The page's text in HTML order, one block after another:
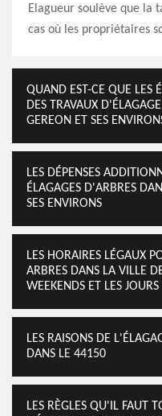
Elagueur soulève que la
cas où les propriétaires
QUAND EST-CE QUE LES
DES TRAVAUX
GEREON ET SES
LES DÉPENSES
ÉLAGAGES D'ARBRES
SES ENVIRONS
LES HORAIRES LÉGAUX
ARBRES DANS LA VILLE
WEEKENDS ET LES JOURS
LES RAISONS DE
DANS LE 44150
LES RÈGLES QU'IL FAUT